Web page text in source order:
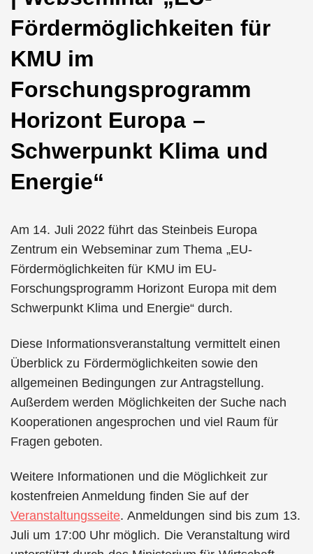
Fördermöglichkeiten für
KMU im
Forschungsprogramm
Horizont Europa –
Schwerpunkt Klima und
Energie“
Am 14. Juli 2022 führt das Steinbeis Europa
Zentrum ein Webseminar zum Thema „EU-
Fördermöglichkeiten für KMU im EU-
Forschungsprogramm Horizont Europa mit dem
Schwerpunkt Klima und Energie“ durch.
Diese Informationsveranstaltung vermittelt einen
Überblick zu Fördermöglichkeiten sowie den
allgemeinen Bedingungen zur Antragstellung.
Außerdem werden Möglichkeiten der Suche nach
Kooperationen angesprochen und viel Raum für
Fragen geboten.
Weitere Informationen und die Möglichkeit zur
kostenfreien Anmeldung finden Sie auf der
Veranstaltungsseite. Anmeldungen sind bis zum 13.
Juli um 17:00 Uhr möglich. Die Veranstaltung wird